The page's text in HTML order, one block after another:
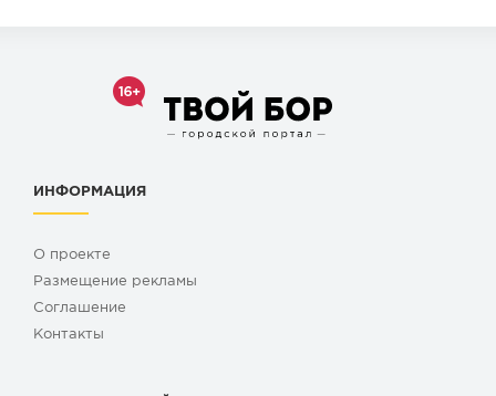
ИНФОРМАЦИЯ
О проекте
Размещение рекламы
Cоглашение
Контакты